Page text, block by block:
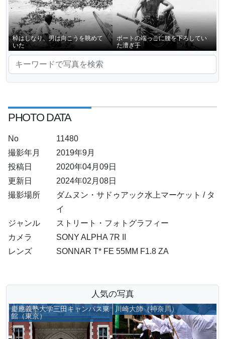
棹はしなり、男は向こうを眺めて
いた
ボートの端っこに腰を下ろしてい
た漕ぎ手
PHOTO DATA
No
11480
撮影年月
2019年9月
投稿日
2020年04月09日
更新日
2024年02月08日
撮影場所
ダムヌン・サドゥアック水上マーケット / タ
イ
ジャンル
ストリート・フォトグラフィー
カメラ
SONY ALPHA 7R II
レンズ
SONNAR T* FE 55MM F1.8 ZA
人気の写真
慶應義塾大学三田キャンパス東
館（東京）
川崎大師（神奈川）